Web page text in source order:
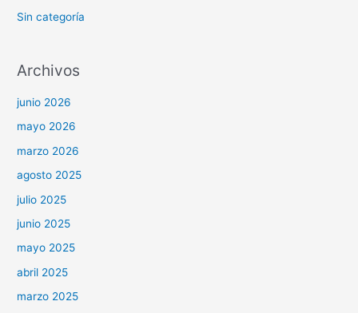
Sin categoría
Archivos
junio 2026
mayo 2026
marzo 2026
agosto 2025
julio 2025
junio 2025
mayo 2025
abril 2025
marzo 2025